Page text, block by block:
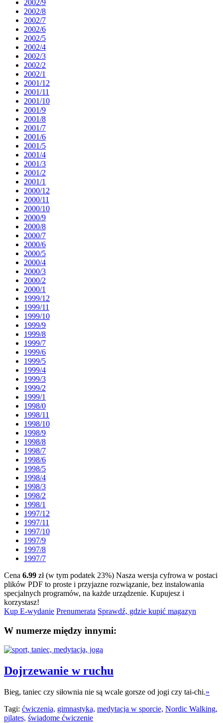
2002/9
2002/8
2002/7
2002/6
2002/5
2002/4
2002/3
2002/2
2002/1
2001/12
2001/11
2001/10
2001/9
2001/8
2001/7
2001/6
2001/5
2001/4
2001/3
2001/2
2001/1
2000/12
2000/11
2000/10
2000/9
2000/8
2000/7
2000/6
2000/5
2000/4
2000/3
2000/2
2000/1
1999/12
1999/11
1999/10
1999/9
1999/8
1999/7
1999/6
1999/5
1999/4
1999/3
1999/2
1999/1
1998/0
1998/11
1998/10
1998/9
1998/8
1998/7
1998/6
1998/5
1998/4
1998/3
1998/2
1998/1
1997/12
1997/11
1997/10
1997/9
1997/8
1997/7
Cena 6.99 zł (w tym podatek 23%) Nasza wersja cyfrowa w postaci
plików PDF to proste i przyjazne rozwiązanie, bez instalowania
specjalnych programów, na każde urządzenie. Kupujesz i
korzystasz!
Kup E-wydanie Prenumerata Sprawdź, gdzie kupić magazyn
W numerze między innymi:
Dojrzewanie w ruchu
Bieg, taniec czy siłownia nie są wcale gorsze od jogi czy tai-chi.»
Tagi: ćwiczenia, gimnastyka, medytacja w sporcie, Nordic Walking,
pilates, świadome ćwiczenie